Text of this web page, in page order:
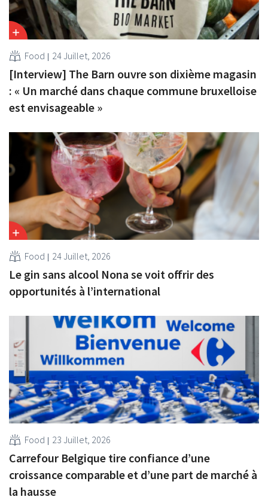
Food 24 Juillet, 2026
[Interview] The Barn ouvre son dixième magasin
: « Un marché dans chaque commune bruxelloise
est envisageable »
Food 24 Juillet, 2026
Le gin sans alcool Nona se voit offrir des
opportunités à l’international
Food 23 Juillet, 2026
Carrefour Belgique tire confiance d’une
croissance comparable et d’une part de marché à
la hausse